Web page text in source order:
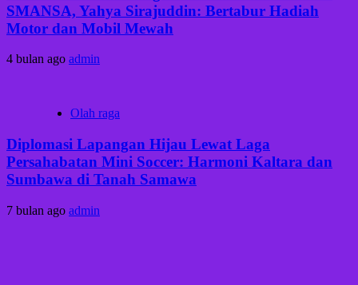
SMANSA, Yahya Sirajuddin: Bertabur Hadiah
Motor dan Mobil Mewah
4 bulan ago admin
Olah raga
Diplomasi Lapangan Hijau Lewat Laga
Persahabatan Mini Soccer: Harmoni Kaltara dan
Sumbawa di Tanah Samawa
7 bulan ago admin